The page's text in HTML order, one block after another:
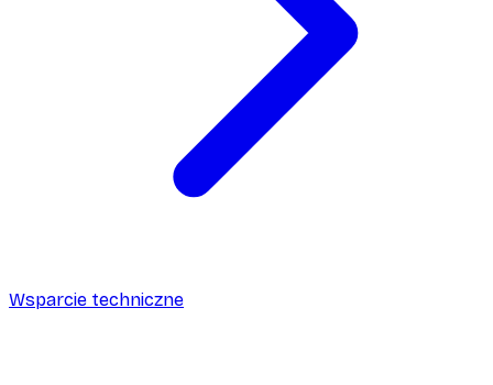
Wsparcie techniczne